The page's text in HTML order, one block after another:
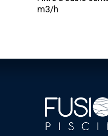
m3/h